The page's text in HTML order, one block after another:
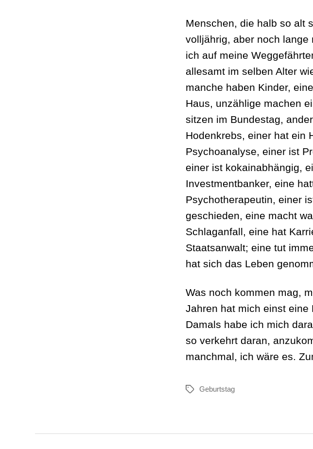
Menschen, die halb so alt
volljährig, aber noch
ich auf meine
allesamt im selben Alter
manche haben Kinder,
Haus, unzählige machen
sitzen im Bundestag,
Hodenkrebs, einer hat ein
Psychoanalyse, einer ist
einer ist kokainabhängig,
Investmentbanker, eine
Psychotherapeutin, einer
geschieden, eine macht
Schlaganfall, eine hat
Staatsanwalt; eine tut
hat sich das Leben
Was noch kommen mag,
Jahren hat mich einst eine
Damals habe ich mich
so verkehrt daran,
manchmal, ich wäre es.
Schlagwörter
Geburtstag